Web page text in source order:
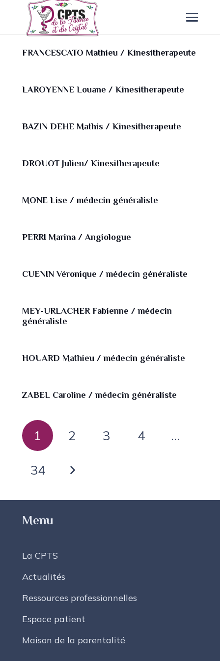
FRANCESCATO Mathieu / Kinesitherapeute
LAROYENNE Louane / Kinesitherapeute
BAZIN DEHE Mathis / Kinesitherapeute
DROUOT Julien/ Kinesitherapeute
MONE Lise / médecin généraliste
PERRI Marina / Angiologue
CUENIN Véronique / médecin généraliste
MEY-URLACHER Fabienne / médecin
généraliste
HOUARD Mathieu / médecin généraliste
ZABEL Caroline / médecin généraliste
1 2 3 4 …
34
Menu
La CPTS
Actualités
Ressources professionnelles
Espace patient
Maison de la parentalité